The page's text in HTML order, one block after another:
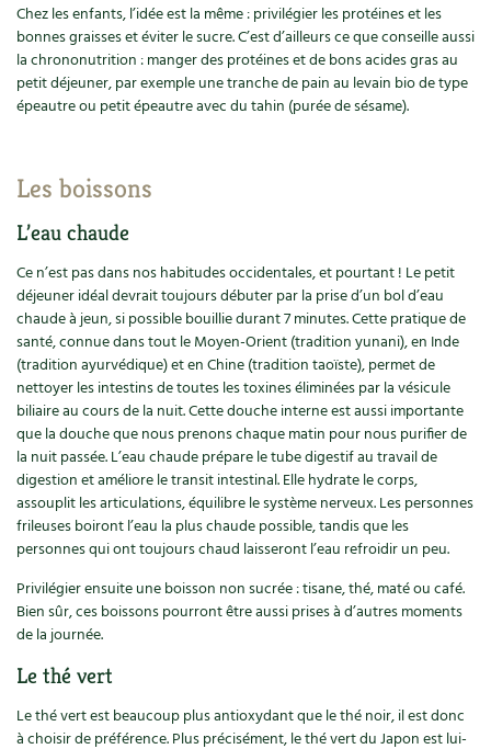
Conseils vidéo des 4 saisons
Secrets d’abonné
Chez les enfants, l’idée est la même : privilégier les protéines et les
bonnes graisses et éviter le sucre. C’est d’ailleurs ce que conseille aussi
la chrononutrition : manger des protéines et de bons acides gras au
petit déjeuner, par exemple une tranche de pain au levain bio de type
épeautre ou petit épeautre avec du tahin (purée de sésame).
Les boissons
L’eau chaude
Ce n’est pas dans nos habitudes occidentales, et pourtant ! Le petit
déjeuner idéal devrait toujours débuter par la prise d’un bol d’eau
chaude à jeun, si possible bouillie durant 7 minutes. Cette pratique de
santé, connue dans tout le Moyen-Orient (tradition yunani), en Inde
(tradition ayurvédique) et en Chine (tradition taoïste), permet de
nettoyer les intestins de toutes les toxines éliminées par la vésicule
biliaire au cours de la nuit. Cette douche interne est aussi importante
que la douche que nous prenons chaque matin pour nous purifier de
la nuit passée. L’eau chaude prépare le tube digestif au travail de
digestion et améliore le transit intestinal. Elle hydrate le corps,
assouplit les articulations, équilibre le système nerveux. Les personnes
frileuses boiront l’eau la plus chaude possible, tandis que les
personnes qui ont toujours chaud laisseront l’eau refroidir un peu.
Privilégier ensuite une boisson non sucrée : tisane, thé, maté ou café.
Bien sûr, ces boissons pourront être aussi prises à d’autres moments
de la journée.
Le thé vert
Le thé vert est beaucoup plus antioxydant que le thé noir, il est donc
à choisir de préférence. Plus précisément, le thé vert du Japon est lui-